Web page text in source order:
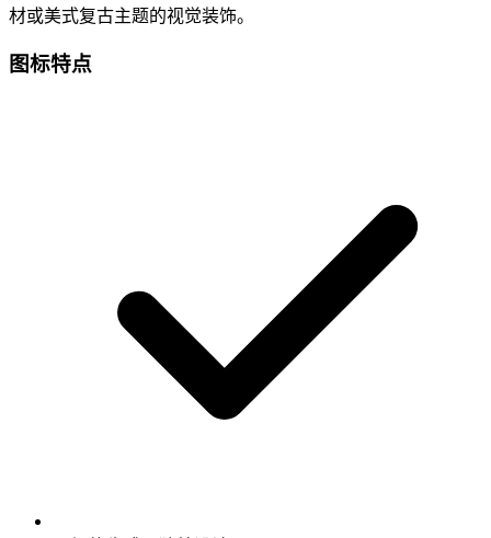
材或美式复古主题的视觉装饰。
图标特点